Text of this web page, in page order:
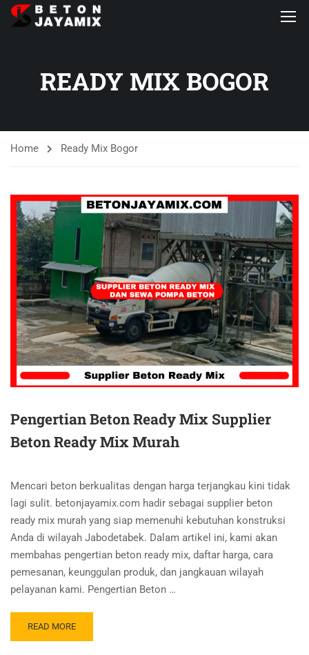
READY MIX BOGOR
Home Ready Mix Bogor
Pengertian Beton Ready Mix Supplier
Beton Ready Mix Murah
Mencari beton berkualitas dengan harga terjangkau kini tidak
lagi sulit. betonjayamix.com hadir sebagai supplier beton
ready mix murah yang siap memenuhi kebutuhan konstruksi
Anda di wilayah Jabodetabek. Dalam artikel ini, kami akan
membahas pengertian beton ready mix, daftar harga, cara
pemesanan, keunggulan produk, dan jangkauan wilayah
pelayanan kami. Pengertian Beton …
READ MORE